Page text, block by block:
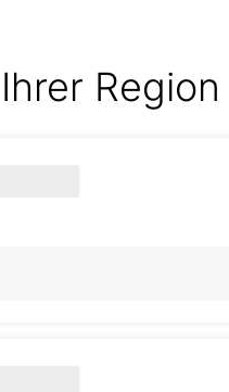
Region